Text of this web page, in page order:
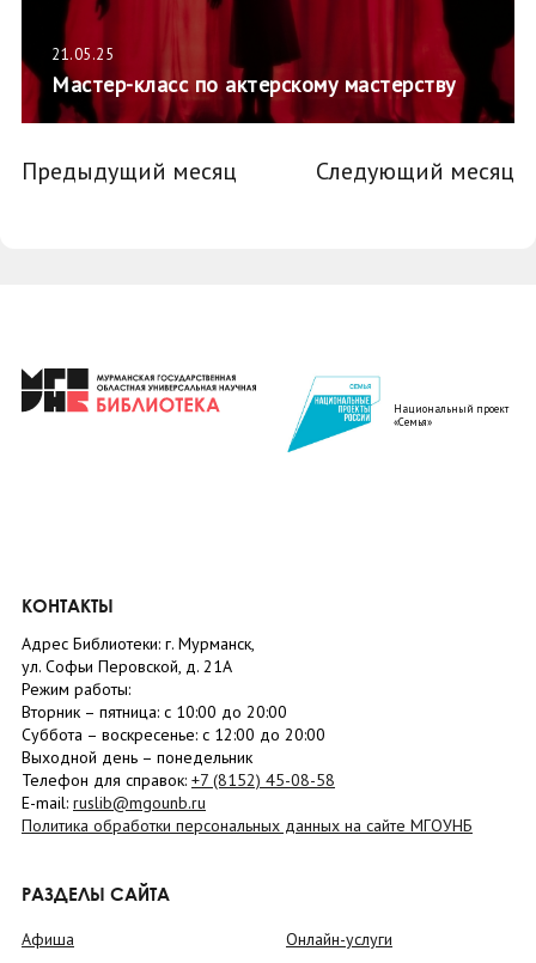
21.05.25
Мастер-класс по актерскому мастерству
Предыдущий месяц Следующий месяц
Национальный проект
«Семья»
КОНТАКТЫ
Адрес Библиотеки: г. Мурманск,
ул. Софьи Перовской, д. 21А
Режим работы:
Вторник – пятница: с 10:00 до 20:00
Суббота – воскресенье: c 12:00 до 20:00
Выходной день – понедельник
Телефон для справок: +7 (8152) 45-08-58
E-mail: ruslib@mgounb.ru
Политика обработки персональных данных на сайте МГОУНБ
РАЗДЕЛЫ САЙТА
Афиша
Онлайн-услуги